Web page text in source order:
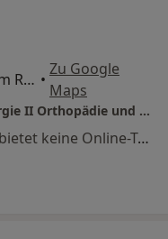
Kapuzinerstr. 15-17, Bingen am Rhein •
Zu Google
Maps
Heilig-Geist-Hospital Abt. Chirurgie II Orthopädie und Unfallchirurgie
Dieser Arzt bzw. diese Ärztin bietet keine Online-Terminbuchung an diesem Standort an.